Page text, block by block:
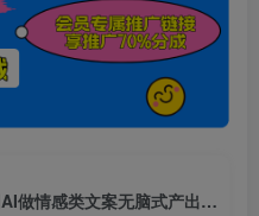
公众号流量主玩法新技巧，利用AI做情感类文案无脑式产出，简单易学，月收益4000+